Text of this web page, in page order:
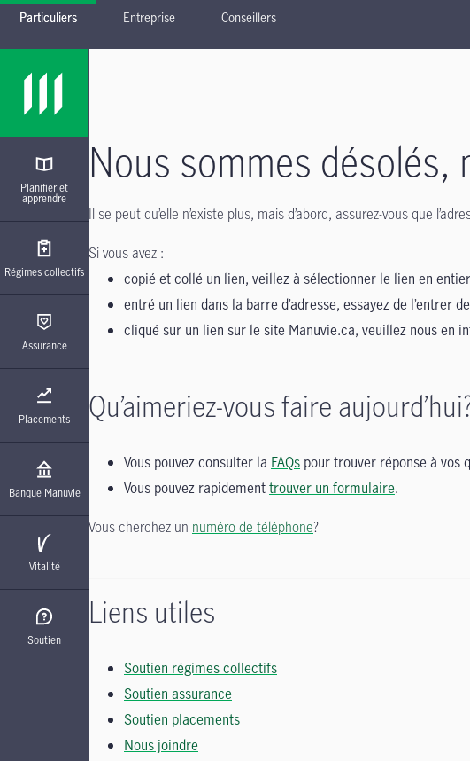
Passer à la navigation principale
Passer au contenu principal
Passer au pied de page
Particuliers Entreprise Conseillers
Planifier et
apprendre
Régimes collectifs
Assurance
Placements
Banque Manuvie
Vitalité
Soutien
Nous sommes désolés,
Il se peut qu’elle n’existe plus, mais d’abord, assurez-vous que
Si vous avez :
copié et collé un lien, veillez à sélectionner le lien en
entré un lien dans la barre d’adresse, essayez de l’entrer
cliqué sur un lien sur le site Manuvie.ca, veuillez nous en
Qu’aimeriez-vous faire
Vous pouvez consulter la FAQs pour trouver réponse à vos
Vous pouvez rapidementtrouver un formulaire.
Vous cherchez un numéro de téléphone?
Liens utiles
Soutien régimes collectifs
Soutien assurance
Soutien placements
Nous joindre